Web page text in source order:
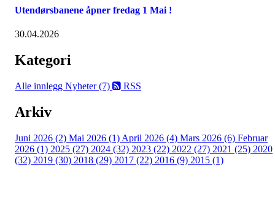
Utendørsbanene åpner fredag 1 Mai !
30.04.2026
Kategori
Alle innlegg Nyheter (7) RSS
Arkiv
Juni 2026 (2) Mai 2026 (1) April 2026 (4) Mars 2026 (6) Februar
2026 (1) 2025 (27) 2024 (32) 2023 (22) 2022 (27) 2021 (25) 2020
(32) 2019 (30) 2018 (29) 2017 (22) 2016 (9) 2015 (1)